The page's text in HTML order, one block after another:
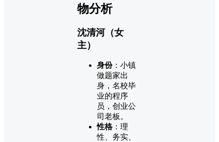
物分析
沈清河（女
主）
身份：小镇
做题家出
身，名校毕
业的程序
员，创业公
司老板。
性格：理
性、务实、